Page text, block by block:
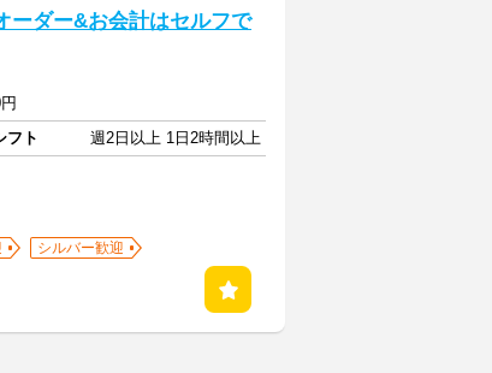
ーダー&お会計はセルフで
フト
週2日以上 1日2時間以上
シルバー歓迎